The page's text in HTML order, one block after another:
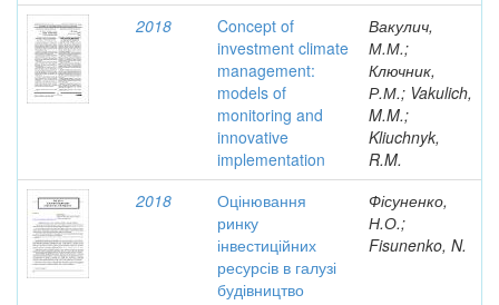
2018
Concept of
investment climate
management:
models of
monitoring and
innovative
implementation
Вакулич,
М.М.;
Ключник,
Р.М.; Vakulich,
M.M.;
Kliuchnyk,
R.M.
2018
Оцінювання
ринку
інвестиційних
ресурсів в галузі
будівництво
Фісуненко,
Н.О.;
Fisunenko, N.